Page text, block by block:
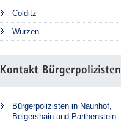
Colditz
Wurzen
Kontakt Bürgerpolizisten
Bürgerpolizisten in Naunhof,
Belgershain und Parthenstein